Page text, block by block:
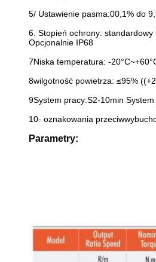
5/ Ustawienie pasma:00,1% do
6. Stopień ochrony:
Opcjonalnie IP68
7Niska temperatura: -
8wilgotność powietrza: ≤95%
9System pracy:S2-10min
10- oznakowania
Parametry: